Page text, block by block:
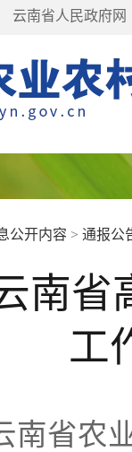
云南省人民政府网
公开内容 >通报公
南省
工
南省农